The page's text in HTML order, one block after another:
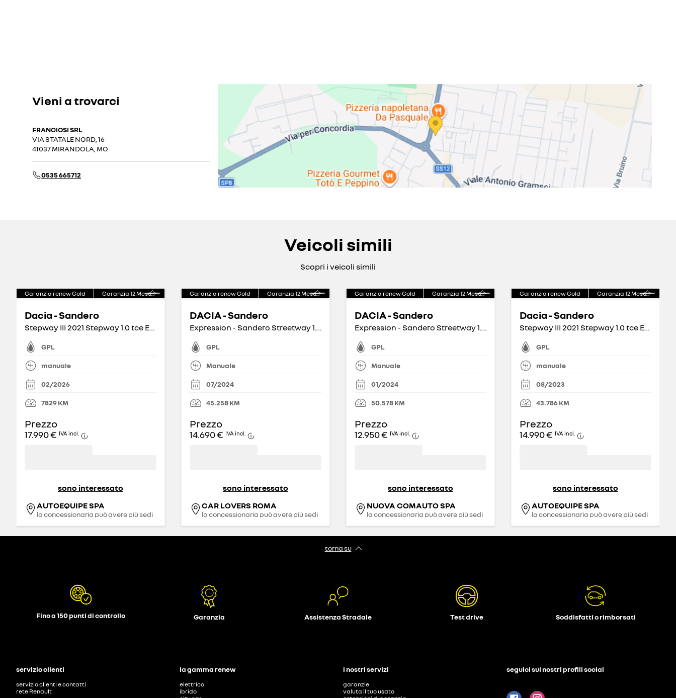
Vieni a trovarci
FRANCIOSI SRL
VIA STATALE NORD, 16
41037 MIRANDOLA, MO
0535 665712
Veicoli simili
Scopri i veicoli simili
Garanzia renew Gold Garanzia 12Mese
Dacia - Sandero
Stepway III 2021 Stepway 1.0 tce Essential Eco-g 100cv
GPL
manuale
02/2026
7829KM
Prezzo
17.990 € IVA incl.
sono interessato
AUTOEQUIPE SPA
la concessionaria può avere più sedi
Garanzia renew Gold Garanzia 12Mese
DACIA - Sandero
Expression - Sandero Streetway 1.0 tce ECO-G Expression 5 marce
GPL
Manuale
07/2024
45.258KM
Prezzo
14.690 € IVA incl.
sono interessato
CAR LOVERS ROMA
la concessionaria può avere più sedi
Garanzia renew Gold Garanzia 12Mese
DACIA - Sandero
Expression - Sandero Streetway 1.0 tce Expression Eco-g 100cv 5 marce
GPL
Manuale
01/2024
50.578KM
Prezzo
12.950 € IVA incl.
sono interessato
NUOVA COMAUTO SPA
la concessionaria può avere più sedi
Garanzia renew Gold Garanzia 12Mese
Dacia - Sandero
Stepway III 2021 Stepway 1.0 tce Expression Eco-g 100cv
GPL
manuale
08/2023
43.786KM
Prezzo
14.990 € IVA incl.
sono interessato
AUTOEQUIPE SPA
la concessionaria può avere più sedi
torna su
Fino a 150 punti di controllo Garanzia Assistenza Stradale Test drive Soddisfatti o rimborsati
servizio clienti
servizio clienti e contatti
rete Renault
la gamma renew
elettrico
ibrido
i nostri servizi
garanzie
valuta il tuo usato
seguici sui nostri profili social